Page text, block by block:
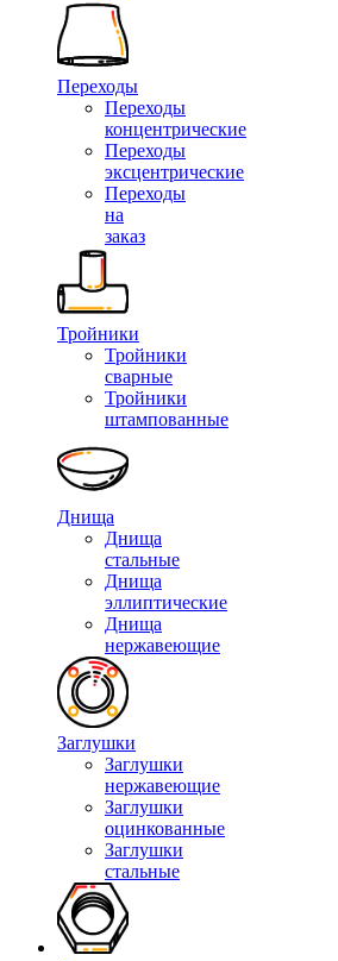
Переходы
Переходы
концентрические
Переходы
эксцентрические
Переходы
на
заказ
Тройники
Тройники
сварные
Тройники
штампованные
Днища
Днища
стальные
Днища
эллиптические
Днища
нержавеющие
Заглушки
Заглушки
нержавеющие
Заглушки
оцинкованные
Заглушки
стальные